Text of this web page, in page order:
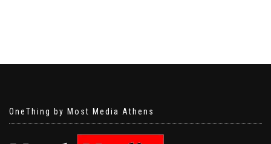
OneThing by Most Media Athens